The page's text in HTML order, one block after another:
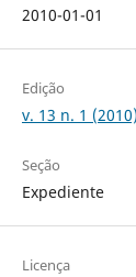
2010-01-01
Edição
v. 13 n. 1
Seção
Expediente
Licença